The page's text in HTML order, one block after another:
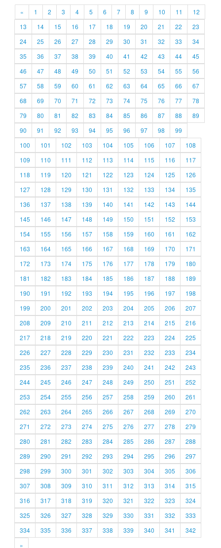
« 1 2 3 4 5 6 7 8 9 10 11
12
13
14 15 16 17 18 19 20 21 22
23
24
25 26 27 28 29 30 31 32 33
34
35
36 37 38 39 40 41 42 43 44
45
46
47 48 49 50 51 52 53 54 55
56
57
58 59 60 61 62 63 64 65 66
67
68
69 70 71 72 73 74 75 76 77
78
79
80 81 82 83 84 85 86 87 88
89
90
91 92 93 94 95 96 97 98
99
100
101 102 103 104 105 106 107
108
109
110 111 112 113 114 115 116
117
118
119 120 121 122 123 124 125
126
127
128 129 130 131 132 133 134
135
136
137 138 139 140 141 142 143
144
145
146 147 148 149 150 151 152
153
154
155 156 157 158 159 160 161
162
163
164 165 166 167 168 169 170
171
172
173 174 175 176 177 178 179
180
181
182 183 184 185 186 187 188
189
190
191 192 193 194 195 196 197
198
199
200 201 202 203 204 205 206
207
208
209 210 211 212 213 214 215
216
217
218 219 220 221 222 223 224
225
226
227 228 229 230 231 232 233
234
235
236 237 238 239 240 241 242
243
244
245 246 247 248 249 250 251
252
253
254 255 256 257 258 259 260
261
262
263 264 265 266 267 268 269
270
271
272 273 274 275 276 277 278
279
280
281 282 283 284 285 286 287
288
289
290 291 292 293 294 295 296
297
298
299 300 301 302 303 304 305
306
307
308 309 310 311 312 313 314
315
316
317 318 319 320 321 322 323
324
325
326 327 328 329 330 331 332
333
334
335 336 337 338 339 340 341
342
»